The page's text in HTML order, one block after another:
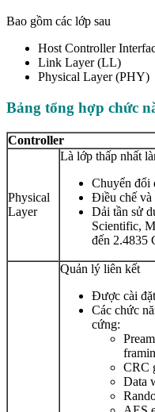
Bao gồm các lớp sau
Host Controller
Link Layer (LL)
Physical Layer (PHY)
Bảng tổng hợp chức
Controller
Physical
Layer
Là lớp thấp nhất
Chuyển đổi
Điều chế và
Dải tần sử
Scientific,
đến 2.4835
Quản lý liên kết
Được cài
Các chức
cứng:
CRC
Data